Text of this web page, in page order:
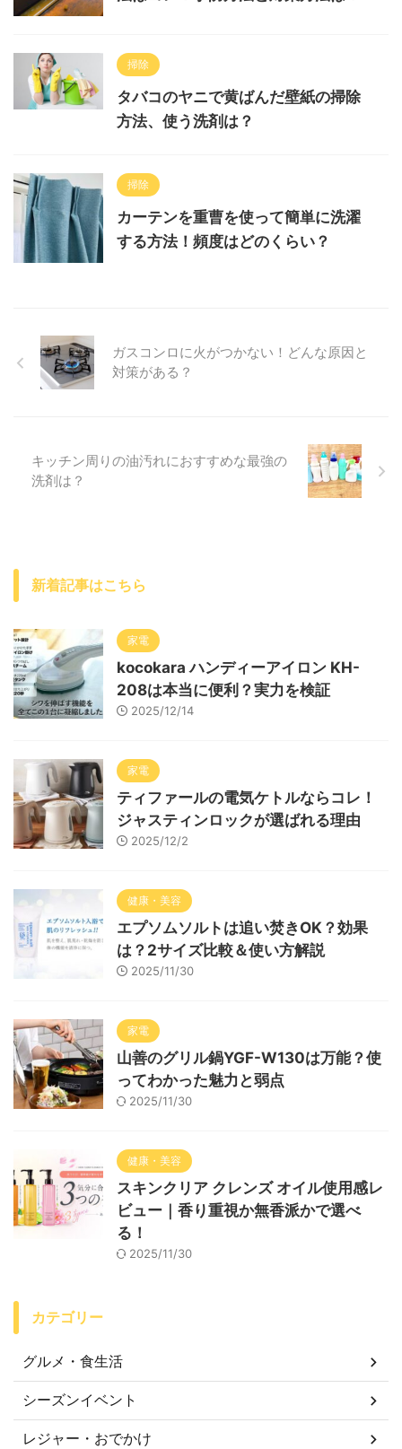
掃除
タバコのヤニで黄ばんだ壁紙の掃除
方法、使う洗剤は？
掃除
カーテンを重曹を使って簡単に洗濯
する方法！頻度はどのくらい？
ガスコンロに火がつかない！どんな原因と
対策がある？
キッチン周りの油汚れにおすすめな最強の
洗剤は？
新着記事はこちら
家電
kocokara ハンディーアイロン KH-
208は本当に便利？実力を検証
2025/12/14
家電
ティファールの電気ケトルならコレ！
ジャスティンロックが選ばれる理由
2025/12/2
健康・美容
エプソムソルトは追い焚きOK？効果
は？2サイズ比較＆使い方解説
2025/11/30
家電
山善のグリル鍋YGF-W130は万能？使
ってわかった魅力と弱点
2025/11/30
健康・美容
スキンクリア クレンズ オイル使用感レ
ビュー｜香り重視か無香派かで選べ
る！
2025/11/30
カテゴリー
グルメ・食生活
シーズンイベント
レジャー・おでかけ